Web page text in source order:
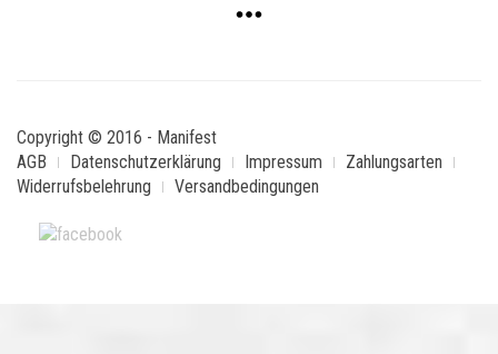
Copyright © 2016 - Manifest
AGB
Datenschutzerklärung Impressum
Zahlungsarten
Widerrufsbelehrung
Versandbedingungen